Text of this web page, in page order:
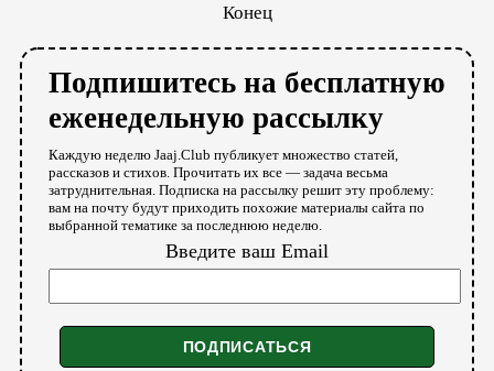
Конец
Подпишитесь на бесплатную
еженедельную рассылку
Каждую неделю Jaaj.Club публикует множество статей,
рассказов и стихов. Прочитать их все — задача весьма
затруднительная. Подписка на рассылку решит эту проблему:
вам на почту будут приходить похожие материалы сайта по
выбранной тематике за последнюю неделю.
Введите ваш Email